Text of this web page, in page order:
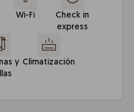
Wi-Fi
Check in
express
y Climatización